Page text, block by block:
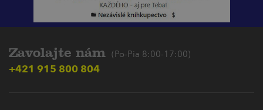
Zavolajte nám (Po-Pia 8:00-17:00)
+421 915 800 804